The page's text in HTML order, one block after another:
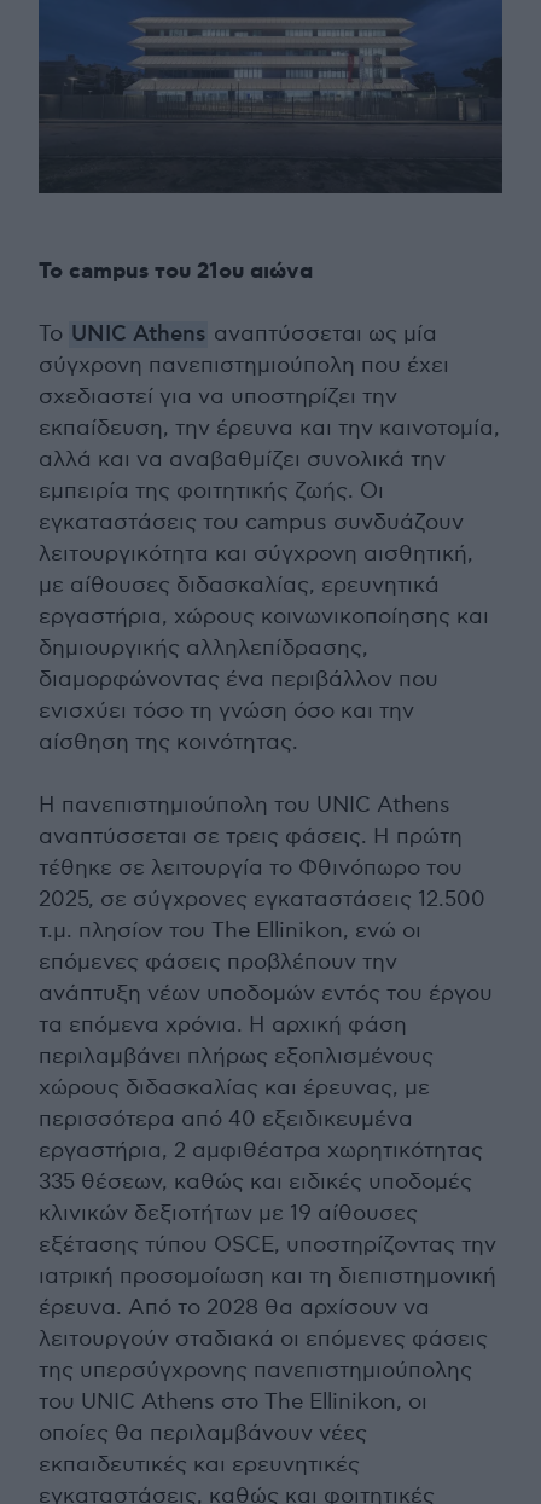
Το campus του 21ου αιώνα
Το UNIC Athens αναπτύσσεται ως μία
σύγχρονη πανεπιστημιούπολη που έχει
σχεδιαστεί για να υποστηρίζει την
εκπαίδευση, την έρευνα και την καινοτομία,
αλλά και να αναβαθμίζει συνολικά την
εμπειρία της φοιτητικής ζωής. Οι
εγκαταστάσεις του campus συνδυάζουν
λειτουργικότητα και σύγχρονη αισθητική,
με αίθουσες διδασκαλίας, ερευνητικά
εργαστήρια, χώρους κοινωνικοποίησης και
δημιουργικής αλληλεπίδρασης,
διαμορφώνοντας ένα περιβάλλον που
ενισχύει τόσο τη γνώση όσο και την
αίσθηση της κοινότητας.
Η πανεπιστημιούπολη του UNIC Athens
αναπτύσσεται σε τρεις φάσεις. Η πρώτη
τέθηκε σε λειτουργία το Φθινόπωρο του
2025, σε σύγχρονες εγκαταστάσεις 12.500
τ.μ. πλησίον του The Ellinikon, ενώ οι
επόμενες φάσεις προβλέπουν την
ανάπτυξη νέων υποδομών εντός του έργου
τα επόμενα χρόνια. Η αρχική φάση
περιλαμβάνει πλήρως εξοπλισμένους
χώρους διδασκαλίας και έρευνας, με
περισσότερα από 40 εξειδικευμένα
εργαστήρια, 2 αμφιθέατρα χωρητικότητας
335 θέσεων, καθώς και ειδικές υποδομές
κλινικών δεξιοτήτων με 19 αίθουσες
εξέτασης τύπου OSCE, υποστηρίζοντας την
ιατρική προσομοίωση και τη διεπιστημονική
έρευνα. Από το 2028 θα αρχίσουν να
λειτουργούν σταδιακά οι επόμενες φάσεις
της υπερσύγχρονης πανεπιστημιούπολης
του UNIC Athens στο The Ellinikon, οι
οποίες θα περιλαμβάνουν νέες
εκπαιδευτικές και ερευνητικές
εγκαταστάσεις, καθώς και φοιτητικές